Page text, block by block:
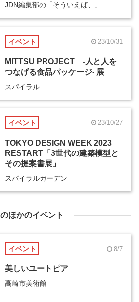
JDN編集部の「そういえば、」
イベント 23/10/31
MITTSU PROJECT -人と人を
つなげる食品パッケージ- 展
スパイラル
イベント 23/10/27
TOKYO DESIGN WEEK 2023
RESTART「3世代の建築模型と
その提案書展」
スパイラルガーデン
ほかのイベント
イベント 8/7
美しいユートピア
高崎市美術館